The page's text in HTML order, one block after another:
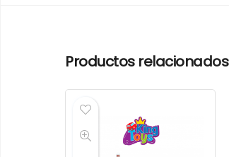
Productos relacionados